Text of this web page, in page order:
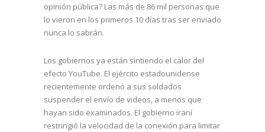
opinión pública? Las más de 86 mil personas que
lo vieron en los primeros 10 días tras ser enviado
nunca lo sabrán.
Los gobiernos ya están sintiendo el calor del
efecto YouTube. El ejército estadounidense
recientemente ordenó a sus soldados
suspender el envío de videos, a menos que
hayan sido examinados. El gobierno iraní
restringió la velocidad de la conexión para limitar